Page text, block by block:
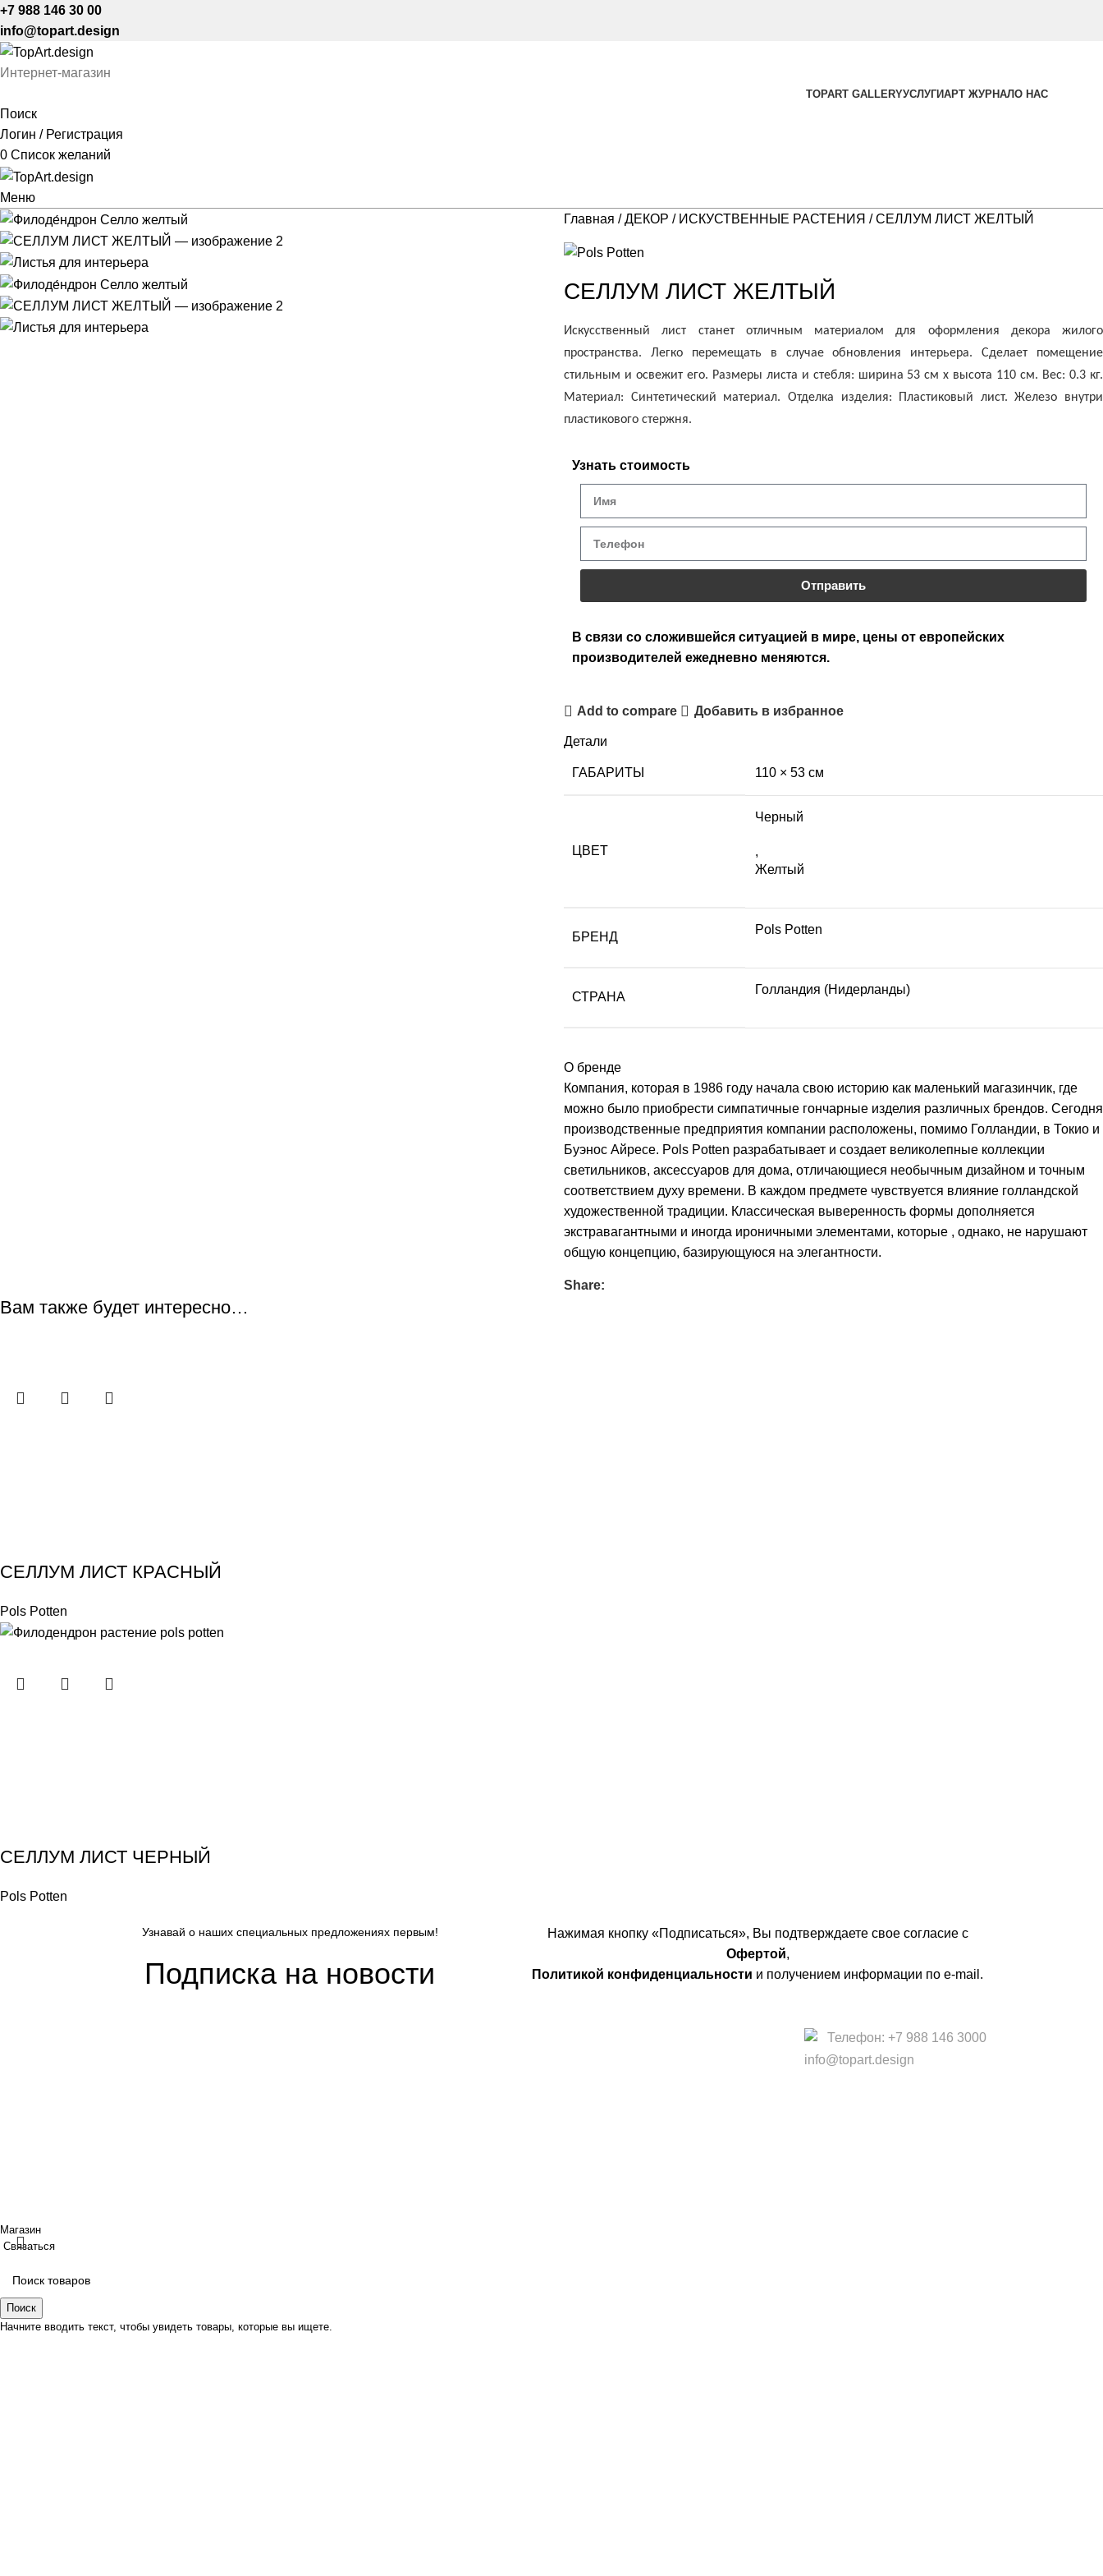
+7 988 146 30 00
info@topart.design
Интернет-магазин
TOPART GALLERYУСЛУГИАРТ ЖУРНАЛО НАС
Поиск
Логин / Регистрация
0 Список желаний
Меню
Главная
ДЕКОР ИСКУСТВЕННЫЕ РАСТЕНИЯ СЕЛЛУМ ЛИСТ ЖЕЛТЫЙ
СЕЛЛУМ ЛИСТ ЖЕЛТЫЙ
Искусственный лист станет отличным материалом для оформления декора жилого
пространства. Легко перемещать в случае обновления интерьера. Сделает помещение
стильным и освежит его. Размеры листа и стебля: ширина 53 см х высота 110 см. Вес: 0.3 кг.
Материал: Синтетический материал. Отделка изделия: Пластиковый лист. Железо внутри
пластикового стержня.
Узнать стоимость
Отправить
В связи со сложившейся ситуацией в мире, цены от европейских
производителей ежедневно меняются.
Add to compare Добавить в избранное
Детали
ГАБАРИТЫ 110 × 53 см
ЦВЕТ
Черный
,
Желтый
БРЕНД
Pols Potten
СТРАНА
Голландия (Нидерланды)
О бренде
Компания, которая в 1986 году начала свою историю как маленький магазинчик, где
можно было приобрести симпатичные гончарные изделия различных брендов. Сегодня
производственные предприятия компании расположены, помимо Голландии, в Токио и
Буэнос Айресе. Pols Potten разрабатывает и создает великолепные коллекции
светильников, аксессуаров для дома, отличающиеся необычным дизайном и точным
соответствием духу времени. В каждом предмете чувствуется влияние голландской
художественной традиции. Классическая выверенность формы дополняется
экстравагантными и иногда ироничными элементами, которые , однако, не нарушают
общую концепцию, базирующуюся на элегантности.
Share:
Вам также будет интересно…
СЕЛЛУМ ЛИСТ КРАСНЫЙ
Pols Potten
СЕЛЛУМ ЛИСТ ЧЕРНЫЙ
Pols Potten
Узнавай о наших специальных предложениях первым!
Подписка на новости
Нажимая кнопку «Подписаться», Вы подтверждаете свое согласие с
Офертой,
Политикой конфиденциальности и получением информации по e-mail.
Телефон: +7 988 146 3000
info@topart.design
Поиск
Начните вводить текст, чтобы увидеть товары, которые вы ищете.
Магазин
Связаться